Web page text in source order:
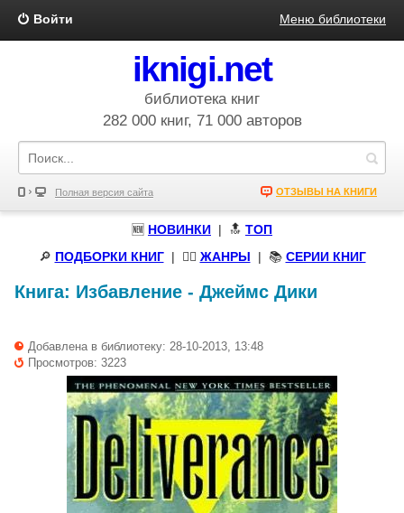
Войти Меню библиотеки
iknigi.net
библиотека книг
282 000 книг, 71 000 авторов
Полная версия сайта ОТЗЫВЫ НА КНИГИ
🆕 НОВИНКИ | 🔝 ТОП
🔎 ПОДБОРКИ КНИГ| 🧝‍♀️ ЖАНРЫ | 📚 СЕРИИ КНИГ
Книга: Избавление - Джеймс Дики
Добавлена в библиотеку: 28-10-2013, 13:48
Просмотров: 3223